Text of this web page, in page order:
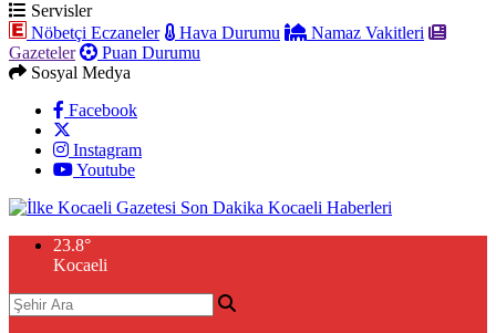
Servisler
Nöbetçi Eczaneler
Hava Durumu
Namaz Vakitleri
Gazeteler
Puan Durumu
Sosyal Medya
Facebook
Instagram
Youtube
23.8°
Kocaeli